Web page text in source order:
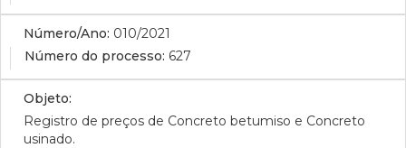
Número/Ano: 010/2021
Número do processo: 627
Objeto:
Registro de preços de Concreto betumiso e Concreto
usinado.